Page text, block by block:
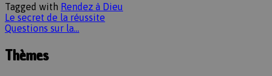
Tagged with Rendez à Dieu
Le secret de la réussite
Questions sur la…
Thèmes